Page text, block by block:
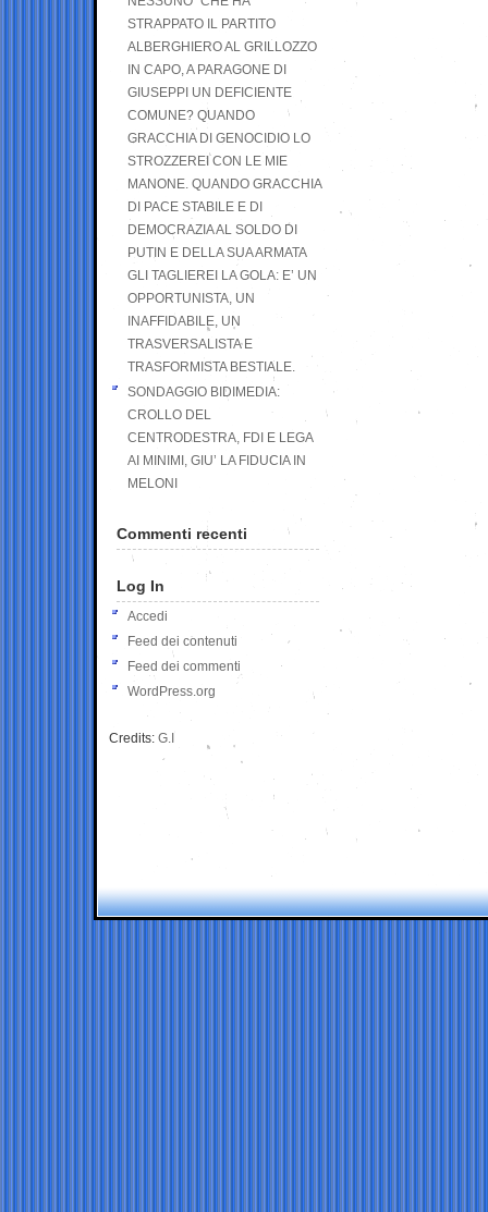
STRAPPATO IL PARTITO
ALBERGHIERO AL GRILLOZZO
IN CAPO, A PARAGONE DI
GIUSEPPI UN DEFICIENTE
COMUNE? QUANDO
GRACCHIA DI GENOCIDIO LO
STROZZEREI CON LE MIE
MANONE. QUANDO GRACCHIA
DI PACE STABILE E DI
DEMOCRAZIA AL SOLDO DI
PUTIN E DELLA SUA ARMATA
GLI TAGLIEREI LA GOLA: E’ UN
OPPORTUNISTA, UN
INAFFIDABILE, UN
TRASVERSALISTA E
TRASFORMISTA BESTIALE.
SONDAGGIO BIDIMEDIA:
CROLLO DEL
CENTRODESTRA, FDI E LEGA
AI MINIMI, GIU’ LA FIDUCIA IN
MELONI
Commenti recenti
Log In
Accedi
Feed dei contenuti
Feed dei commenti
WordPress.org
Credits: G.I